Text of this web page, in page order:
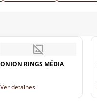
ONION RINGS MÉDIA
Ver detalhes